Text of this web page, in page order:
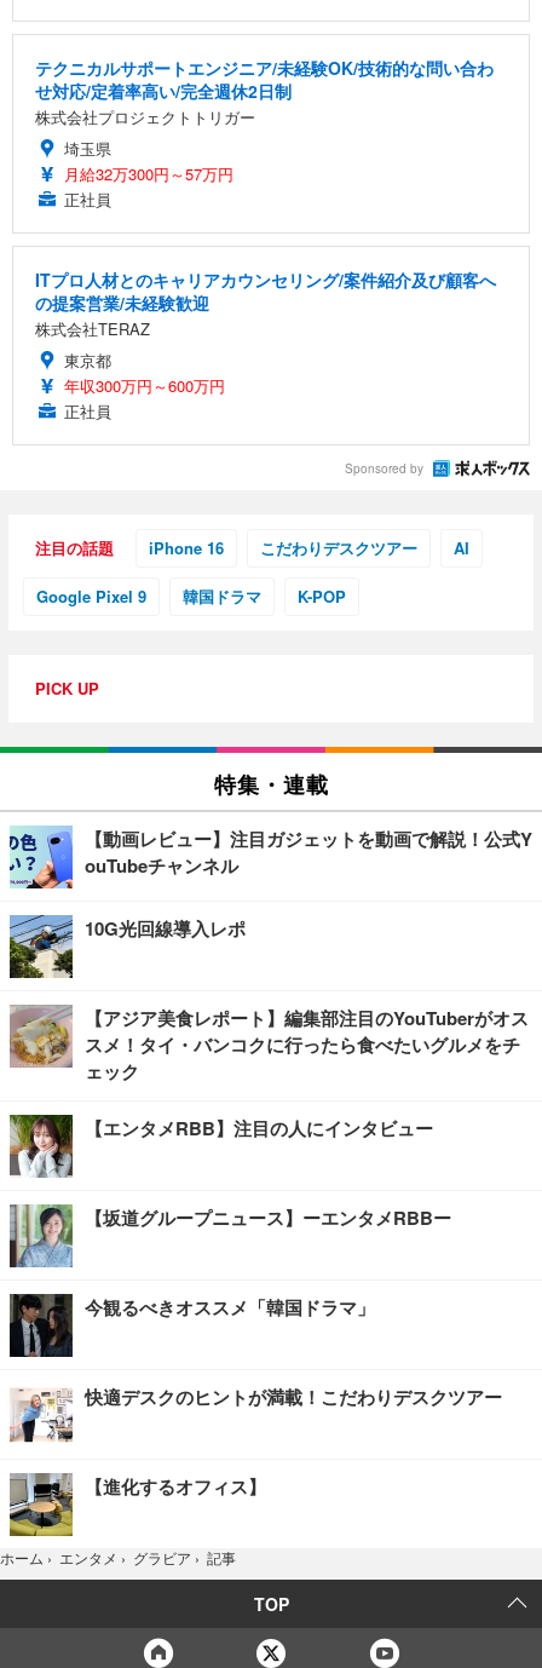
テクニカルサポートエンジニア/未経験OK/技術的な問い合わ
せ対応/定着率高い/完全週休2日制
株式会社プロジェクトトリガー
埼玉県
月給32万300円～57万円
正社員
ITプロ人材とのキャリアカウンセリング/案件紹介及び顧客へ
の提案営業/未経験歓迎
株式会社TERAZ
東京都
年収300万円～600万円
正社員
Sponsored by
注目の話題 iPhone 16 こだわりデスクツアー AI
Google Pixel 9 韓国ドラマ K-POP
PICK UP
特集・連載
【動画レビュー】注目ガジェットを動画で解説！公式Y
ouTubeチャンネル
10G光回線導入レポ
【アジア美食レポート】編集部注目のYouTuberがオス
スメ！タイ・バンコクに行ったら食べたいグルメをチ
ェック
【エンタメRBB】注目の人にインタビュー
【坂道グループニュース】ーエンタメRBBー
今観るべきオススメ「韓国ドラマ」
快適デスクのヒントが満載！こだわりデスクツアー
【進化するオフィス】
ホーム › エンタメ › グラビア › 記事
TOP